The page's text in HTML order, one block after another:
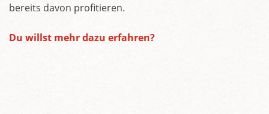
bereits davon profitieren.
Du willst mehr dazu erfahren?